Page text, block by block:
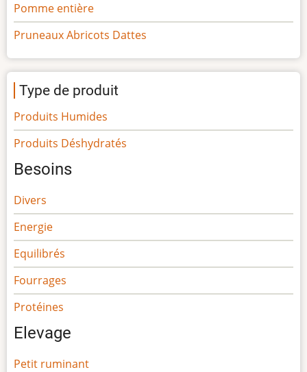
Pomme entière
Pruneaux Abricots Dattes
Type de produit
Produits Humides
Produits Déshydratés
Besoins
Divers
Energie
Equilibrés
Fourrages
Protéines
Elevage
Petit ruminant